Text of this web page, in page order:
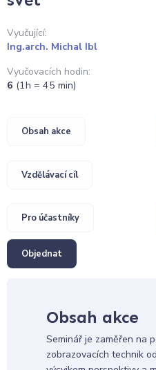
Vyučující:
Ing.arch. Michal Ibl
Vyučovacích hodin:
6 (1h = 45 min)
Obsah akce
Vzdělávací cíl
Pro účastníky
Objednat
Obsah akce
Seminář je zaměřen na
zobrazovacích technik